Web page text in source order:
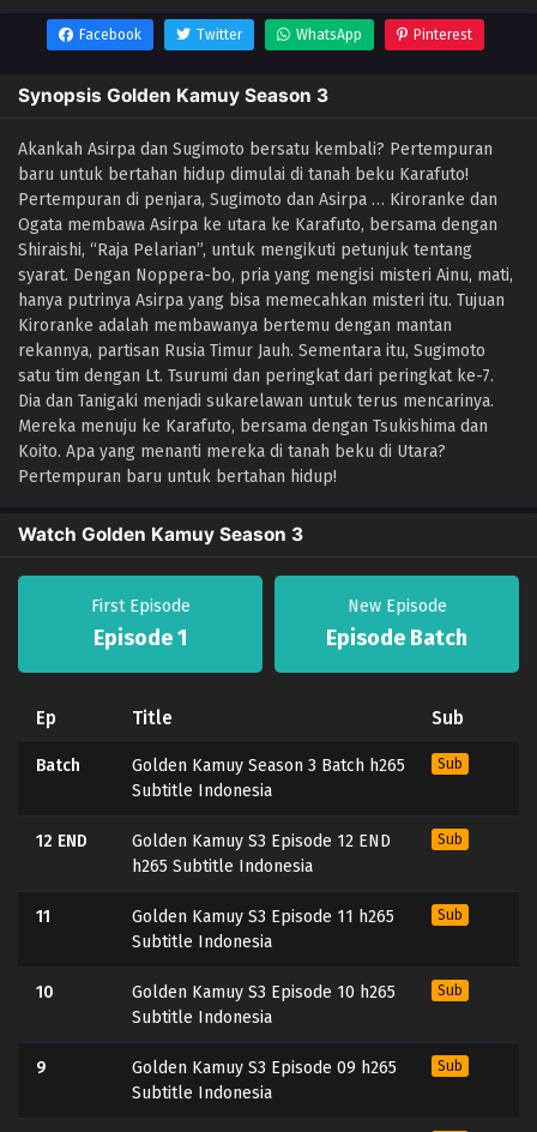
Facebook Twitter WhatsApp Pinterest
Synopsis Golden Kamuy Season 3
Akankah Asirpa dan Sugimoto bersatu kembali? Pertempuran
baru untuk bertahan hidup dimulai di tanah beku Karafuto!
Pertempuran di penjara, Sugimoto dan Asirpa … Kiroranke dan
Ogata membawa Asirpa ke utara ke Karafuto, bersama dengan
Shiraishi, “Raja Pelarian”, untuk mengikuti petunjuk tentang
syarat. Dengan Noppera-bo, pria yang mengisi misteri Ainu, mati,
hanya putrinya Asirpa yang bisa memecahkan misteri itu. Tujuan
Kiroranke adalah membawanya bertemu dengan mantan
rekannya, partisan Rusia Timur Jauh. Sementara itu, Sugimoto
satu tim dengan Lt. Tsurumi dan peringkat dari peringkat ke-7.
Dia dan Tanigaki menjadi sukarelawan untuk terus mencarinya.
Mereka menuju ke Karafuto, bersama dengan Tsukishima dan
Koito. Apa yang menanti mereka di tanah beku di Utara?
Pertempuran baru untuk bertahan hidup!
Watch Golden Kamuy Season 3
First Episode
Episode 1
New Episode
Episode Batch
Ep Title Sub
Batch
Golden Kamuy Season 3 Batch h265
Subtitle Indonesia
Sub
12 END
Golden Kamuy S3 Episode 12 END
h265 Subtitle Indonesia
Sub
11
Golden Kamuy S3 Episode 11 h265
Subtitle Indonesia
Sub
10
Golden Kamuy S3 Episode 10 h265
Subtitle Indonesia
Sub
9
Golden Kamuy S3 Episode 09 h265
Subtitle Indonesia
Sub